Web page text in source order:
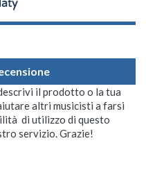
il prodotto o la tua
altri musicisti a farsi
di utilizzo di questo
servizio. Grazie!